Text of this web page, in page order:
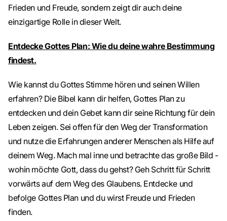
Frieden und Freude, sondern zeigt dir auch deine
einzigartige Rolle in dieser Welt.
Entdecke Gottes Plan: Wie du deine wahre Bestimmung
findest.
Wie kannst du Gottes Stimme hören und seinen Willen
erfahren? Die Bibel kann dir helfen, Gottes Plan zu
entdecken und dein Gebet kann dir seine Richtung für dein
Leben zeigen. Sei offen für den Weg der Transformation
und nutze die Erfahrungen anderer Menschen als Hilfe auf
deinem Weg. Mach mal inne und betrachte das große Bild -
wohin möchte Gott, dass du gehst? Geh Schritt für Schritt
vorwärts auf dem Weg des Glaubens. Entdecke und
befolge Gottes Plan und du wirst Freude und Frieden
finden.